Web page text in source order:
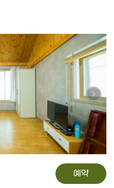
예약